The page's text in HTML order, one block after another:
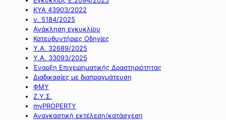
ΚΥΑ 43903/2022
ν. 5184/2025
Ανάκληση εγκυκλίου
Κατευθυντήριες Οδηγίες
Υ.Α. 32689/2025
Υ.Α. 33093/2025
Έναρξη Επιχειρηματικής Δραστηριότητας
Διαδικασίες με διαπραγμάτευση
ΦΜΥ
Ζ.Υ.Σ.
myPROPERTY
Αναγκαστική εκτέλεση/κατάσχεση